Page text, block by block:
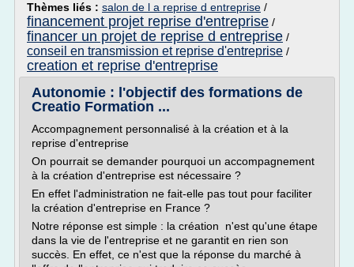
Thèmes liés : salon de l a reprise d entreprise /
financement projet reprise d'entreprise /
financer un projet de reprise d entreprise /
conseil en transmission et reprise d'entreprise /
creation et reprise d'entreprise
Autonomie : l'objectif des formations de
Creatio Formation ...
Accompagnement personnalisé à la création et à la
reprise d'entreprise
On pourrait se demander pourquoi un accompagnement
à la création d'entreprise est nécessaire ?
En effet l'administration ne fait-elle pas tout pour faciliter
la création d'entreprise en France ?
Notre réponse est simple : la création n'est qu'une étape
dans la vie de l'entreprise et ne garantit en rien son
succès. En effet, ce n'est que la réponse du marché à